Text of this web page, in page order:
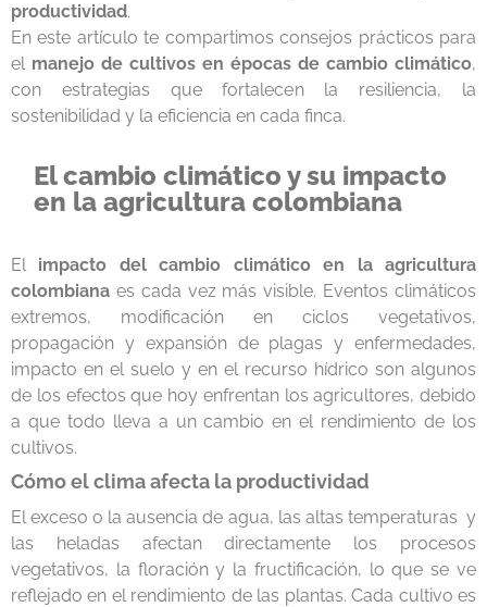
productividad.
En este artículo te compartimos consejos prácticos para
el manejo de cultivos en épocas de cambio climático,
con estrategias que fortalecen la resiliencia, la
sostenibilidad y la eficiencia en cada finca.
El cambio climático y su impacto
en la agricultura colombiana
El impacto del cambio climático en la agricultura
colombiana es cada vez más visible. Eventos climáticos
extremos, modificación en ciclos vegetativos,
propagación y expansión de plagas y enfermedades,
impacto en el suelo y en el recurso hídrico son algunos
de los efectos que hoy enfrentan los agricultores, debido
a que todo lleva a un cambio en el rendimiento de los
cultivos.
Cómo el clima afecta la productividad
El exceso o la ausencia de agua, las altas temperaturas y
las heladas afectan directamente los procesos
vegetativos, la floración y la fructificación, lo que se ve
reflejado en el rendimiento de las plantas. Cada cultivo es